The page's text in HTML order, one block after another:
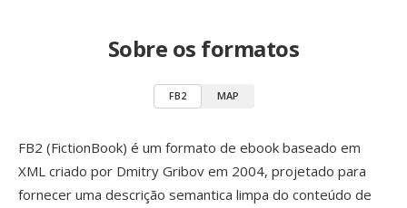
Sobre os formatos
FB2 MAP
FB2 (FictionBook) é um formato de ebook baseado em
XML criado por Dmitry Gribov em 2004, projetado para
fornecer uma descrição semantica limpa do conteúdo de